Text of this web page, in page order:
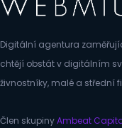
Digitální agentura
chtějí obstát v digitálním
živnostníky, malé a střední
Člen skupinyAmbeat